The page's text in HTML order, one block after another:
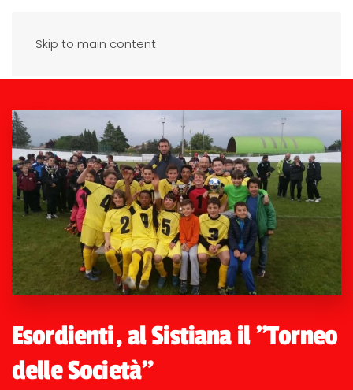
Skip to main content
Esordienti, al Sistiana il "Torneo
delle Società"